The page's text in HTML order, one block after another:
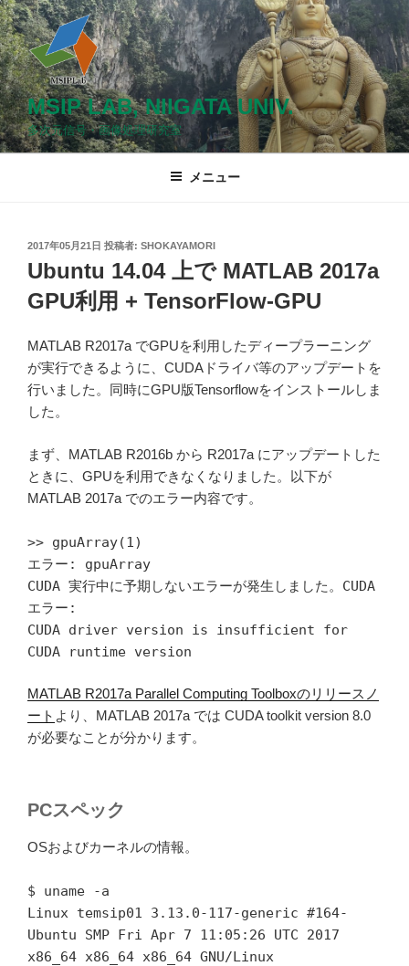
コ
ン
テ
ン
ツ
へ
ス
MSIP LAB, NIIGATA UNIV.
多次元信号・画像処理研究室
メニュー
投
稿
日:
2017年05月21日 投稿者: SHOKAYAMORI
Ubuntu 14.04 上で MATLAB 2017a
GPU利用 + TensorFlow-GPU
MATLAB R2017a でGPUを利用したディープラーニング
が実行できるように、CUDAドライバ等のアップデートを
行いました。同時にGPU版Tensorflowをインストールしま
した。
まず、MATLAB R2016b から R2017a にアップデートした
ときに、GPUを利用できなくなりました。以下が
MATLAB 2017a でのエラー内容です。
>> gpuArray(1)
エラー: gpuArray
CUDA 実行中に予期しないエラーが発生しました。CUDA
エラー:
CUDA driver version is insufficient for
CUDA runtime version
MATLAB R2017a Parallel Computing Toolboxのリリースノ
ート より、MATLAB 2017a では CUDA toolkit version 8.0
が必要なことが分かります。
PCスペック
OSおよびカーネルの情報。
$ uname -a
Linux temsip01 3.13.0-117-generic #164-
Ubuntu SMP Fri Apr 7 11:05:26 UTC 2017
x86_64 x86_64 x86_64 GNU/Linux